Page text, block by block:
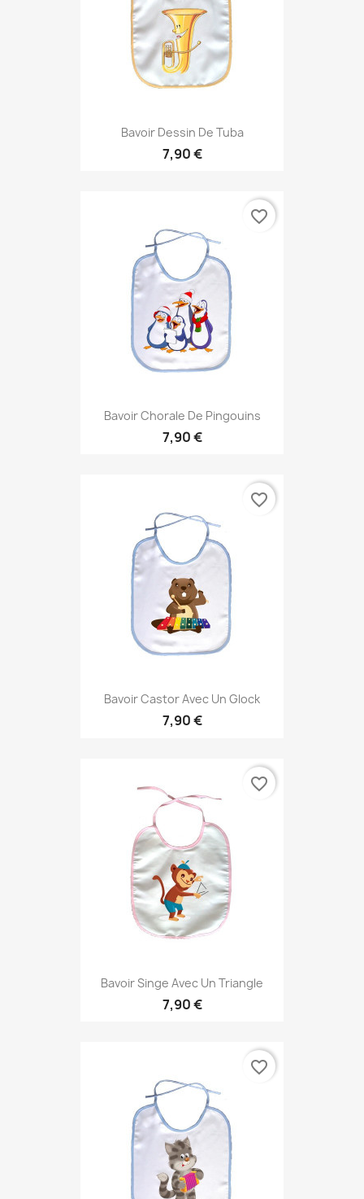
Bavoir Dessin De Tuba
7,90 €
Bavoir Chorale De Pingouins
7,90 €
favorite_border
Bavoir Castor Avec Un Glock
7,90 €
favorite_border
Bavoir Singe Avec Un Triangle
7,90 €
favorite_border
favorite_border